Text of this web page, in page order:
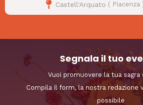
Castell'Arquato ( Piacenza
Segnala il tuo
Vuoi promuovere la tua sagra
Compila il form, la nostra redazione
possibile